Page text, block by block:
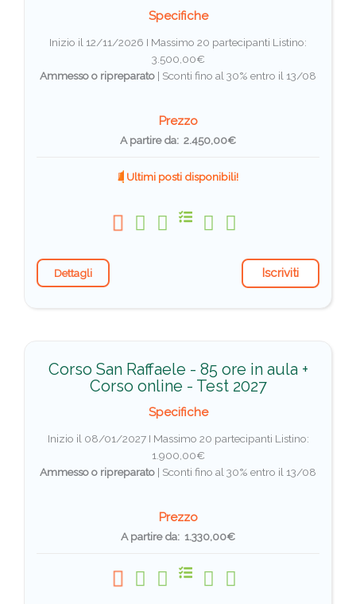
Specifiche
Inizio il 12/11/2026 I Massimo 20 partecipanti Listino:
3.500,00€
Ammesso o ripreparato | Sconti fino al 30% entro il 13/08
Prezzo
A partire da: 2.450,00€
Ultimi posti disponibili!
Dettagli Iscriviti
Corso San Raffaele - 85 ore in aula +
Corso online - Test 2027
Specifiche
Inizio il 08/01/2027 I Massimo 20 partecipanti Listino:
1.900,00€
Ammesso o ripreparato | Sconti fino al 30% entro il 13/08
Prezzo
A partire da: 1.330,00€